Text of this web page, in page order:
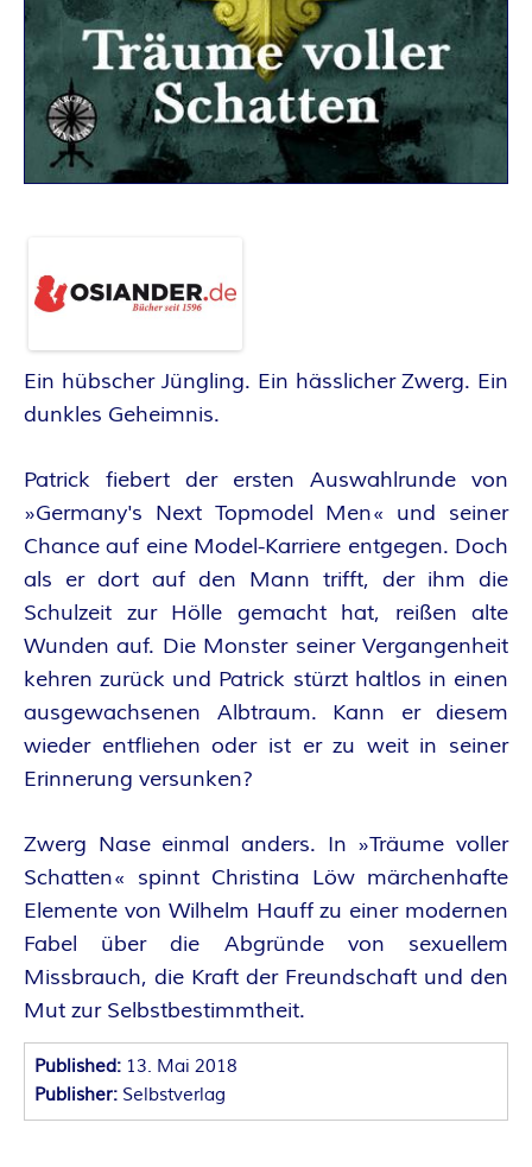
F
A
N
A
S
Y
A
U
T
O
R
:
I
N
N
E
N
K
R
Ein hübscher Jüngling. Ein hässlicher Zwerg. Ein
dunkles Geheimnis.
Patrick fiebert der ersten Auswahlrunde von
»Germany's Next Topmodel Men« und seiner
Chance auf eine Model-Karriere entgegen. Doch
als er dort auf den Mann trifft, der ihm die
Schulzeit zur Hölle gemacht hat, reißen alte
Wunden auf. Die Monster seiner Vergangenheit
kehren zurück und Patrick stürzt haltlos in einen
ausgewachsenen Albtraum. Kann er diesem
wieder entfliehen oder ist er zu weit in seiner
Erinnerung versunken?
Zwerg Nase einmal anders. In »Träume voller
Schatten« spinnt Christina Löw märchenhafte
Elemente von Wilhelm Hauff zu einer modernen
Fabel über die Abgründe von sexuellem
Missbrauch, die Kraft der Freundschaft und den
Mut zur Selbstbestimmtheit.
Published: 13. Mai 2018
Publisher: Selbstverlag